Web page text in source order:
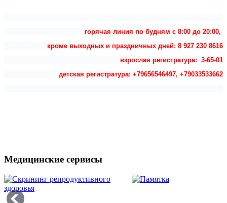
горячая линия по будням с 8:00 до 20:00,
кроме выходных и праздничных дней: 8 927 230 8616
взрослая регистратура: 3-65-01
детская регистратура: +79656546497, +79033533662
Медицинские сервисы